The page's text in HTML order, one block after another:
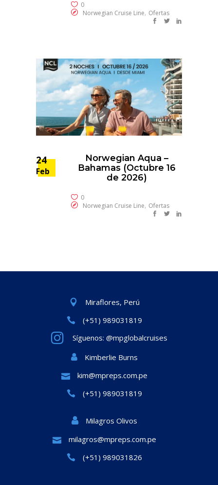
0
Norwegian Cruise Line, Ofertas
24
Feb
Norwegian Aqua –
Bahamas (Octubre 16
de 2026)
0
Norwegian Cruise Line, Ofertas
Miraflores, Perú
(+51) 989031819
Síguenos: @mpglobalcruises
Kimberlie Burns
kim@mpreps.com.pe
(+51) 989031819
Milagros Olivos
milagros@mpreps.com.pe
(+51) 989031826